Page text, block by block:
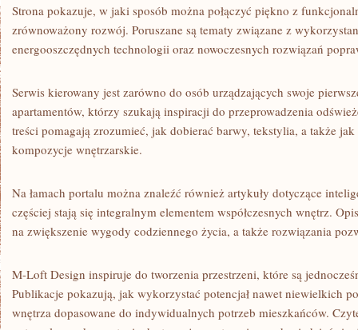
Strona pokazuje, w jaki sposób można połączyć piękno z
zrównoważony rozwój. Poruszane są tematy związane z
energooszczędnych technologii oraz nowoczesnych rozwiązań
Serwis kierowany jest zarówno do osób urządzających swoje
apartamentów, którzy szukają inspiracji do przeprowadzenia
treści pomagają zrozumieć, jak dobierać barwy, tekstylia, a także
kompozycje wnętrzarskie.
Na łamach portalu można znaleźć również artykuły dotyczące
częściej stają się integralnym elementem współczesnych wnętrz.
na zwiększenie wygody codziennego życia, a także rozwiązania
M-Loft Design inspiruje do tworzenia przestrzeni, które są
Publikacje pokazują, jak wykorzystać potencjał nawet niewielkich
wnętrza dopasowane do indywidualnych potrzeb mieszkańców.